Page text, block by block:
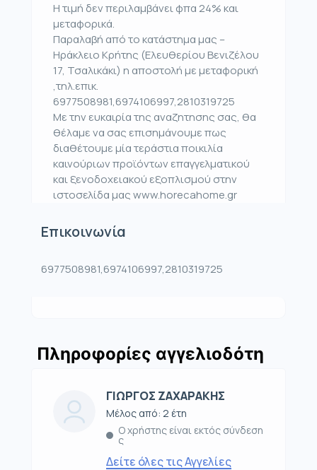
Η τιμή δεν περιλαμβάνει φπα 24% και
μεταφορικά.
Παραλαβή από το κατάστημα μας –
Ηράκλειο Κρήτης (Ελευθερίου Βενιζέλου
17, Τσαλικάκι) η αποστολή με μεταφορική
,τηλ.επικ.
6977508981,6974106997,2810319725
Με την ευκαιρία της αναζητησης σας, θα
θέλαμε να σας επισημάνουμε πως
διαθέτουμε μία τεράστια ποικιλία
καινούριων προϊόντων επαγγελματικού
και ξενοδοχειακού εξοπλισμού στην
ιστοσελίδα μας www.horecahome.gr
Επικοινωνία
6977508981,6974106997,2810319725
Πληροφορίες αγγελιοδότη
ΓΙΩΡΓΟΣ ΖΑΧΑΡΑΚΗΣ
Μέλος από: 2 έτη
Ο χρήστης είναι εκτός σύνδεση
ς
Δείτε όλες τις Αγγελίες